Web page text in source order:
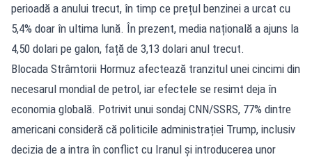
perioadă a anului trecut, în timp ce prețul benzinei a urcat cu
5,4% doar în ultima lună. În prezent, media națională a ajuns la
4,50 dolari pe galon, față de 3,13 dolari anul trecut.
Blocada Strâmtorii Hormuz afectează tranzitul unei cincimi din
necesarul mondial de petrol, iar efectele se resimt deja în
economia globală. Potrivit unui sondaj CNN/SSRS, 77% dintre
americani consideră că politicile administrației Trump, inclusiv
decizia de a intra în conflict cu Iranul și introducerea unor